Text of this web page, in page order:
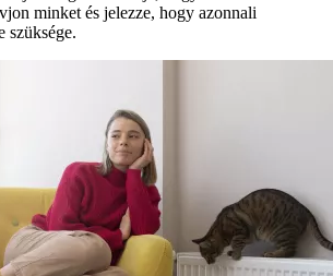
minket és jelezze, hogy azonnali
szüksége.